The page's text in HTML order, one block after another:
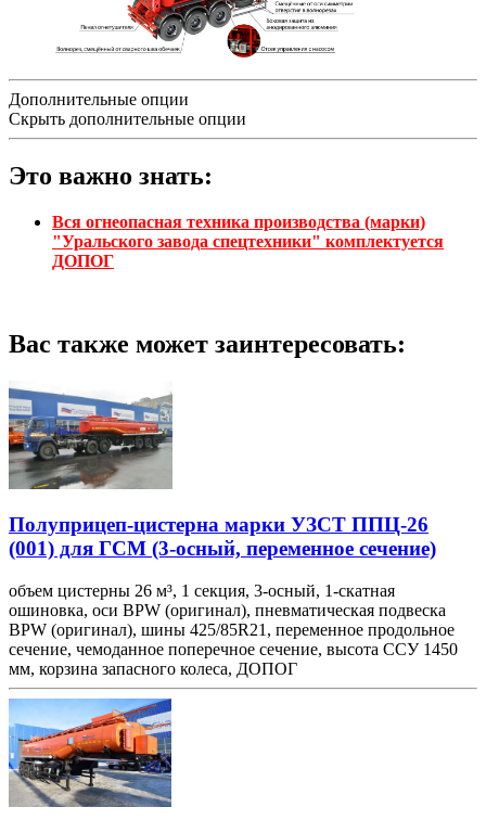
Дополнительные опции
Скрыть дополнительные опции
Это важно знать:
Вся огнеопасная техника производства (марки)
"Уральского завода спецтехники" комплектуется
ДОПОГ
Вас также может заинтересовать:
Полуприцеп-цистерна марки УЗСТ ППЦ-26
(001) для ГСМ (3-осный, переменное сечение)
объем цистерны 26 м³, 1 секция, 3-осный, 1-скатная
ошиновка, оси BPW (оригинал), пневматическая подвеска
BPW (оригинал), шины 425/85R21, переменное продольное
сечение, чемоданное поперечное сечение, высота ССУ 1450
мм, корзина запасного колеса, ДОПОГ